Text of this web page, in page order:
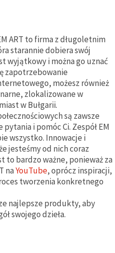
ART to firma z długoletnim
starannie dobiera swój
wyjątkowy i można go uznać
zapotrzebowanie
możesz również
zlokalizowane w
w Bułgarii.
są zawsze
i pomóc Ci. Zespół EM
wszystko. Innowacje i
jesteśmy od nich coraz
to bardzo ważne, ponieważ za
naYouTube, oprócz inspiracji,
tworzenia konkretnego
najlepsze produkty, aby
swojego dzieła.